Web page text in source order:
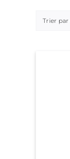
Trier par